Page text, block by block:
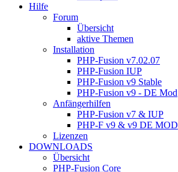
Hilfe
Forum
Übersicht
aktive Themen
Installation
PHP-Fusion v7.02.07
PHP-Fusion IUP
PHP-Fusion v9 Stable
PHP-Fusion v9 - DE Mod
Anfängerhilfen
PHP-Fusion v7 & IUP
PHP-F v9 & v9 DE MOD
Lizenzen
DOWNLOADS
Übersicht
PHP-Fusion Core